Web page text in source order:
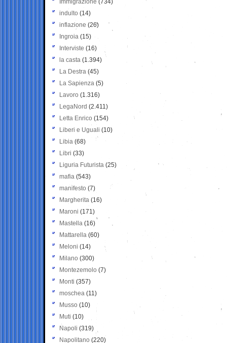
Immigrazione (734)
indulto (14)
inflazione (26)
Ingroia (15)
Interviste (16)
la casta (1.394)
La Destra (45)
La Sapienza (5)
Lavoro (1.316)
LegaNord (2.411)
Letta Enrico (154)
Liberi e Uguali (10)
Libia (68)
Libri (33)
Liguria Futurista (25)
mafia (543)
manifesto (7)
Margherita (16)
Maroni (171)
Mastella (16)
Mattarella (60)
Meloni (14)
Milano (300)
Montezemolo (7)
Monti (357)
moschea (11)
Musso (10)
Muti (10)
Napoli (319)
Napolitano (220)